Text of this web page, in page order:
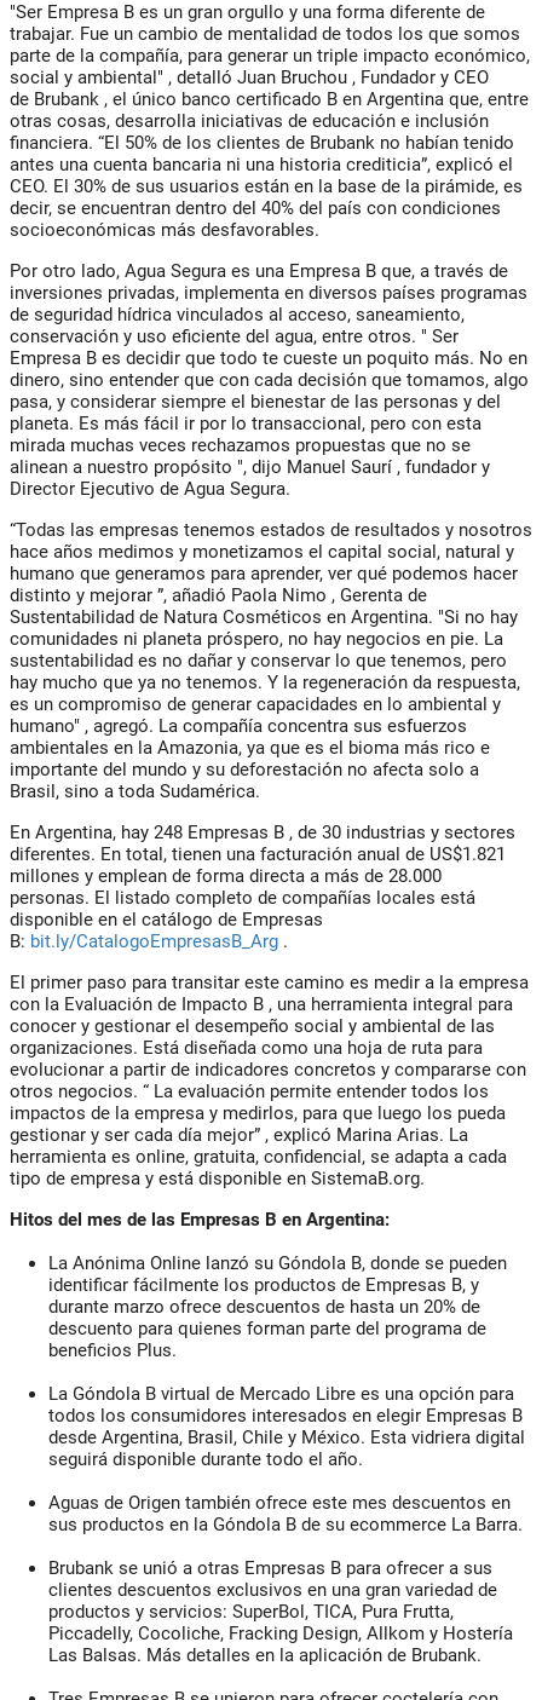
"Ser Empresa B es un gran orgullo y una forma diferente de
trabajar. Fue un cambio de mentalidad de todos los que somos
parte de la compañía, para generar un triple impacto económico,
social y ambiental" , detalló Juan Bruchou , Fundador y CEO
de Brubank , el único banco certificado B en Argentina que, entre
otras cosas, desarrolla iniciativas de educación e inclusión
financiera. “El 50% de los clientes de Brubank no habían tenido
antes una cuenta bancaria ni una historia crediticia”, explicó el
CEO. El 30% de sus usuarios están en la base de la pirámide, es
decir, se encuentran dentro del 40% del país con condiciones
socioeconómicas más desfavorables.
Por otro lado, Agua Segura es una Empresa B que, a través de
inversiones privadas, implementa en diversos países programas
de seguridad hídrica vinculados al acceso, saneamiento,
conservación y uso eficiente del agua, entre otros. " Ser
Empresa B es decidir que todo te cueste un poquito más. No en
dinero, sino entender que con cada decisión que tomamos, algo
pasa, y considerar siempre el bienestar de las personas y del
planeta. Es más fácil ir por lo transaccional, pero con esta
mirada muchas veces rechazamos propuestas que no se
alinean a nuestro propósito ", dijo Manuel Saurí , fundador y
Director Ejecutivo de Agua Segura.
“Todas las empresas tenemos estados de resultados y nosotros
hace años medimos y monetizamos el capital social, natural y
humano que generamos para aprender, ver qué podemos hacer
distinto y mejorar ”, añadió Paola Nimo , Gerenta de
Sustentabilidad de Natura Cosméticos en Argentina. "Si no hay
comunidades ni planeta próspero, no hay negocios en pie. La
sustentabilidad es no dañar y conservar lo que tenemos, pero
hay mucho que ya no tenemos. Y la regeneración da respuesta,
es un compromiso de generar capacidades en lo ambiental y
humano" , agregó. La compañía concentra sus esfuerzos
ambientales en la Amazonia, ya que es el bioma más rico e
importante del mundo y su deforestación no afecta solo a
Brasil, sino a toda Sudamérica.
En Argentina, hay 248 Empresas B , de 30 industrias y sectores
diferentes. En total, tienen una facturación anual de US$1.821
millones y emplean de forma directa a más de 28.000
personas. El listado completo de compañías locales está
disponible en el catálogo de Empresas
B: bit.ly/CatalogoEmpresasB_Arg .
El primer paso para transitar este camino es medir a la empresa
con la Evaluación de Impacto B , una herramienta integral para
conocer y gestionar el desempeño social y ambiental de las
organizaciones. Está diseñada como una hoja de ruta para
evolucionar a partir de indicadores concretos y compararse con
otros negocios. “ La evaluación permite entender todos los
impactos de la empresa y medirlos, para que luego los pueda
gestionar y ser cada día mejor” , explicó Marina Arias. La
herramienta es online, gratuita, confidencial, se adapta a cada
tipo de empresa y está disponible en SistemaB.org.
Hitos del mes de las Empresas B en Argentina:
La Anónima Online lanzó su Góndola B, donde se pueden
identificar fácilmente los productos de Empresas B, y
durante marzo ofrece descuentos de hasta un 20% de
descuento para quienes forman parte del programa de
beneficios Plus.
La Góndola B virtual de Mercado Libre es una opción para
todos los consumidores interesados en elegir Empresas B
desde Argentina, Brasil, Chile y México. Esta vidriera digital
seguirá disponible durante todo el año.
Aguas de Origen también ofrece este mes descuentos en
sus productos en la Góndola B de su ecommerce La Barra.
Brubank se unió a otras Empresas B para ofrecer a sus
clientes descuentos exclusivos en una gran variedad de
productos y servicios: SuperBol, TICA, Pura Frutta,
Piccadelly, Cocoliche, Fracking Design, Allkom y Hostería
Las Balsas. Más detalles en la aplicación de Brubank.